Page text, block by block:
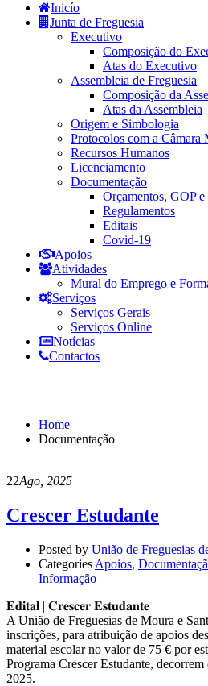
Inicío
Junta de Freguesia
Executivo
Composição do
Atas do Executivo
Assembleia de Freguesia
Composição da
Atas da Assembleia
Origem e Simbologia
Protocolos com a Câmara
Recursos Humanos
Licenciamento
Documentação
Orçamentos, GOP
Regulamentos
Editais
Covid-19
Apoios
Atividades
Mural do Emprego e
Serviços
Serviços Gerais
Serviços Online
Notícias
Contactos
Home
Documentação
22Ago, 2025
Crescer Estudante
Posted by União de Freguesias
Categories Apoios,
Informação
𝐄𝐝𝐢𝐭𝐚𝐥 | 𝐂𝐫𝐞𝐬𝐜𝐞𝐫 𝐄𝐬𝐭𝐮𝐝𝐚𝐧𝐭𝐞
A União de Freguesias de Moura e
inscrições, para atribuição de apoios
material escolar no valor de 75 € por
Programa Crescer Estudante,
2025.